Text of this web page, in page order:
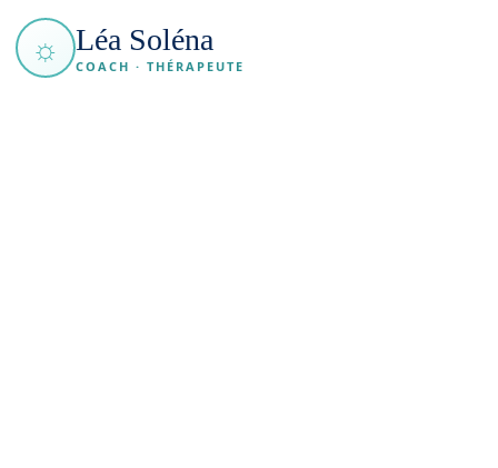
☼ Léa Soléna
COACH · THÉRAPEUTE